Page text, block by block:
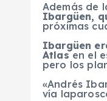
Además de
Ibargüen,
próximas
Ibargüen
Atlasen el
pero los
«Andrés
vía